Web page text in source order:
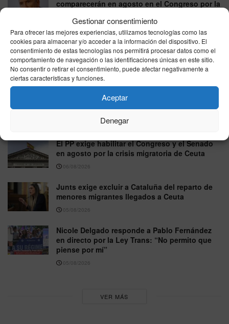
Gestionar consentimiento
Para ofrecer las mejores experiencias, utilizamos tecnologías como las
cookies para almacenar y/o acceder a la información del dispositivo. El
consentimiento de estas tecnologías nos permitirá procesar datos como el
comportamiento de navegación o las identificaciones únicas en este sitio.
No consentir o retirar el consentimiento, puede afectar negativamente a
ciertas características y funciones.
Aceptar
Denegar
comparecerán en agosto en el Congreso por la
Óscar Puente ironiza sobre la nueva denuncia
contra Vito Quiles con un breve mensaje:
“¿Solo?”
06/08/2026
Vox pide excluir a Marruecos del Mundial 2030
tras la crisis migratoria de Ceuta
El PP exige habilitar el Congreso y el Senado
en agosto por la crisis migratoria de Ceuta
06/08/2026
Junts exige excluir a Cataluña del reparto de
menores migrantes llegados a Ceuta
05/08/2026
Nicole Delgado responde a Pablo Fernández
en directo por la Ley Trans: “No permito que
piense por mí”
05/08/2026
VER MÁS